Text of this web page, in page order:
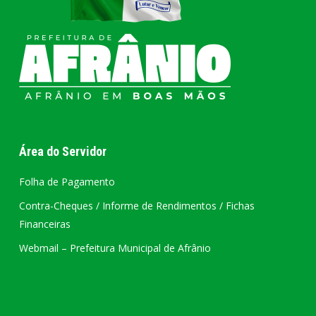
Área do Servidor
Folha de Pagamento
Contra-Cheques / Informe de Rendimentos / Fichas
Financeiras
Webmail – Prefeitura Municipal de Afrânio